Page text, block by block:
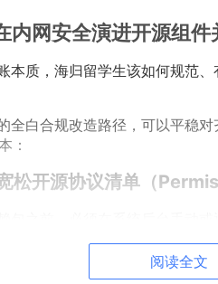
内网安全演进开源组件
本质，海归留学生该如何规范
全白合规改造路径，可以平稳
：
松开源协议清单（
议 / BSD 协议：这类协议属于
阅读全文